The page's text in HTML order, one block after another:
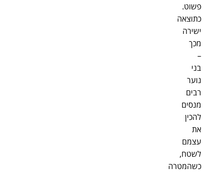
פשוט.
כתוצאה
ישירה
מכך
–
בני
נוער
רבים
מנסים
להכין
את
עצמם
לשטח,
כשהמטרה